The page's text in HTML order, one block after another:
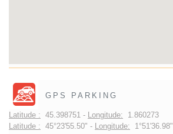
GPS PARKING
Latitude : 45.398751 - Longitude: 1.860273
Latitude : 45°23'55.50" - Longitude: 1°51'36.98"